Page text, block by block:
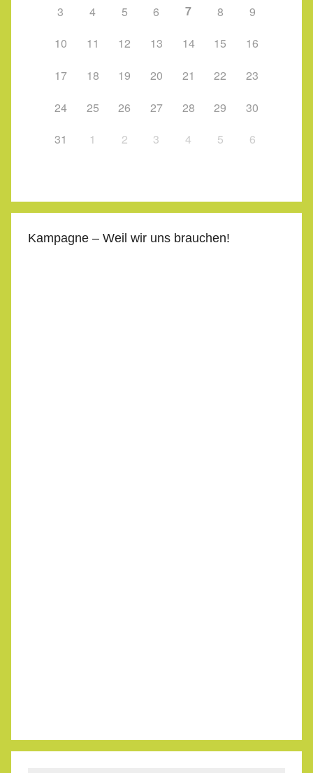
3
4 5 6 7 8
9
10
11 12 13 14 15
16
17
18 19 20 21 22
23
24
25 26 27 28 29
30
31
1 2 3 4 5 6
Kampagne – Weil wir uns brauchen!